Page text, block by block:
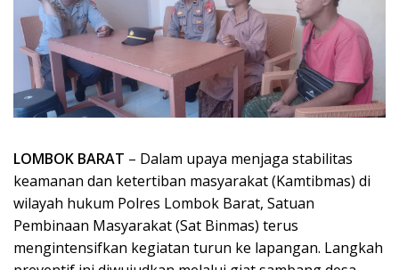
LOMBOK BARAT – Dalam upaya menjaga stabilitas
keamanan dan ketertiban masyarakat (Kamtibmas) di
wilayah hukum Polres Lombok Barat, Satuan
Pembinaan Masyarakat (Sat Binmas) terus
mengintensifkan kegiatan turun ke lapangan. Langkah